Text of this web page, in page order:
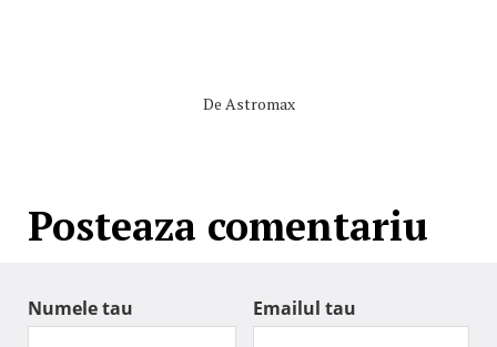
De Astromax
Posteaza comentariu
Numele tau Emailul tau